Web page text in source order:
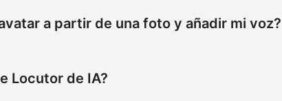
con IA produce un avatar parlante con gestos
un video de avatar con IA.
a partir de una foto y añadir mi voz?
de voz utiliza TTS neuronal para ofrecer un habla
labial, las emociones y el tiempo, lo que la
Locutor de IA?